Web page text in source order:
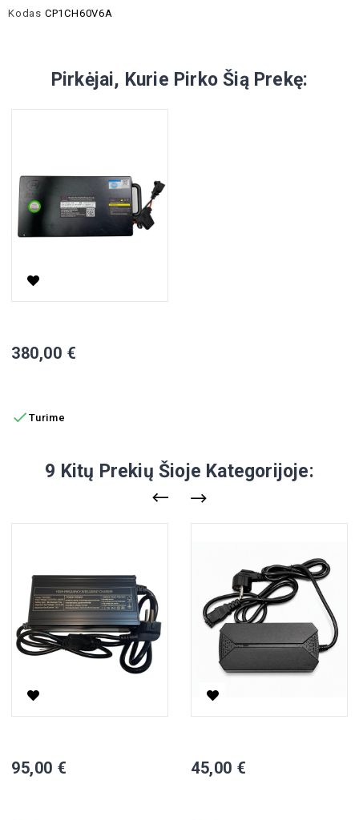
Kodas CP1CH60V6A
Pirkėjai, Kurie Pirko Šią Prekę:
Kaina
380,00 €
 Turime
9 Kitų Prekių Šioje Kategorijoje:
Kaina
95,00 € Kaina
45,00 €